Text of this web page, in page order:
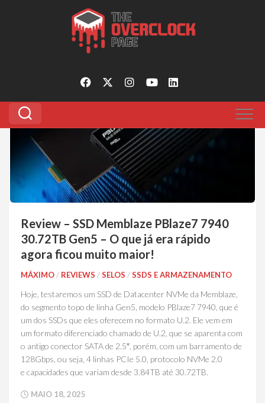
pblaze7 7940
Review – SSD Memblaze PBlaze7 7940
30.72TB Gen5 – O que já era rápido
agora ficou muito maior!
MÁXIMO/ REVIEWS /SELOS /SSDS E ARMAZENAMENTO
Hoje, testaremos um SSD de Datacenter NVMe da Memblaze,
do segmento topo de linha Gen5, modelo PBlaze7 7940, que é
um dos SSDs que eles oferecem no formato U.2. Ele vem em
um formato diferenciado chamado de U.2, que se aparenta com
o antigo conector SATA de 2.5″, porém, com um barramento de
128Gbps, ou seja, 4 linhas PCIe 5.0, protocolo NVMe 2.0
e capacidades que variam desde 3.84TB até 30.72TB.
MAIO 18, 2025